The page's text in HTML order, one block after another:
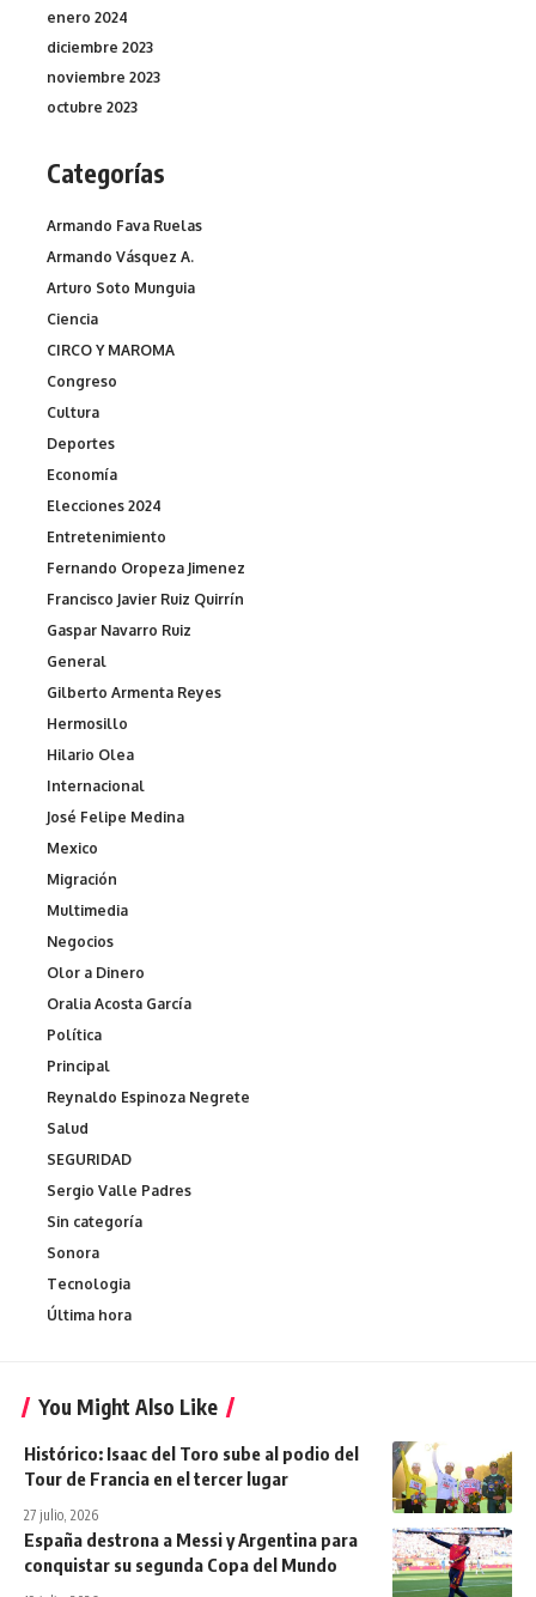
enero 2024
diciembre 2023
noviembre 2023
octubre 2023
Categorías
Armando Fava Ruelas
Armando Vásquez A.
Arturo Soto Munguia
Ciencia
CIRCO Y MAROMA
Congreso
Cultura
Deportes
Economía
Elecciones 2024
Entretenimiento
Fernando Oropeza Jimenez
Francisco Javier Ruiz Quirrín
Gaspar Navarro Ruiz
General
Gilberto Armenta Reyes
Hermosillo
Hilario Olea
Internacional
José Felipe Medina
Mexico
Migración
Multimedia
Negocios
Olor a Dinero
Oralia Acosta García
Política
Principal
Reynaldo Espinoza Negrete
Salud
SEGURIDAD
Sergio Valle Padres
Sin categoría
Sonora
Tecnologia
Última hora
You Might Also Like
Histórico: Isaac del Toro sube al podio del
Tour de Francia en el tercer lugar
27 julio, 2026
España destrona a Messi y Argentina para
conquistar su segunda Copa del Mundo